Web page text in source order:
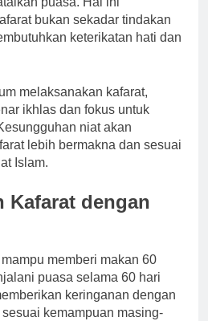
bukan sekadar tindakan
keterikatan hati dan
melaksanakan kafarat,
ikhlas dan fokus untuk
niat akan
lebih bermakna dan sesuai
Islam.
Kafarat dengan
memberi makan 60
puasa selama 60 hari
keringanan dengan
kemampuan masing-